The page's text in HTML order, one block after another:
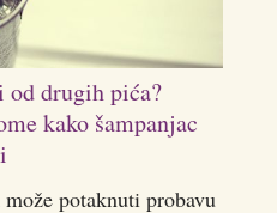
od drugih pića?
kako šampanjac
potaknuti probavu